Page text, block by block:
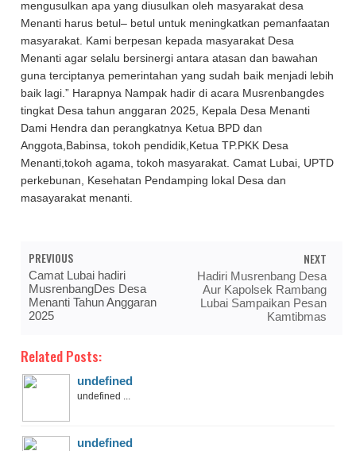
mengusulkan apa yang diusulkan oleh masyarakat desa
Menanti harus betul– betul untuk meningkatkan pemanfaatan
masyarakat. Kami berpesan kepada masyarakat Desa
Menanti agar selalu bersinergi antara atasan dan bawahan
guna terciptanya pemerintahan yang sudah baik menjadi lebih
baik lagi.” Harapnya Nampak hadir di acara Musrenbangdes
tingkat Desa tahun anggaran 2025, Kepala Desa Menanti
Dami Hendra dan perangkatnya Ketua BPD dan
Anggota,Babinsa, tokoh pendidik,Ketua TP.PKK Desa
Menanti,tokoh agama, tokoh masyarakat. Camat Lubai, UPTD
perkebunan, Kesehatan Pendamping lokal Desa dan
masayarakat menanti.
PREVIOUS
Camat Lubai hadiri
MusrenbangDes Desa
Menanti Tahun Anggaran
2025
NEXT
Hadiri Musrenbang Desa
Aur Kapolsek Rambang
Lubai Sampaikan Pesan
Kamtibmas
Related Posts:
undefined
undefined ...
undefined